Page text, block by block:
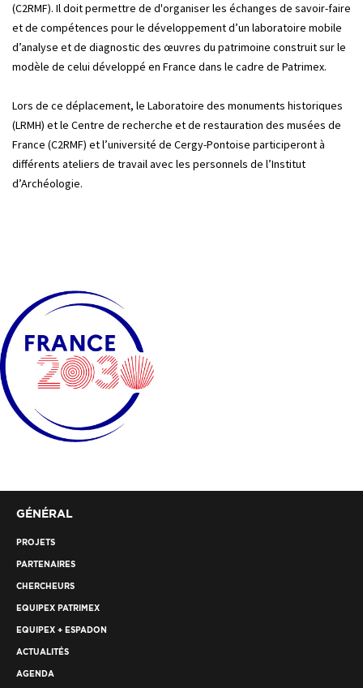
(C2RMF). Il doit permettre de d'organiser les échanges de savoir-faire
et de compétences pour le développement d’un laboratoire mobile
d’analyse et de diagnostic des œuvres du patrimoine construit sur le
modèle de celui développé en France dans le cadre de Patrimex.
Lors de ce déplacement, le Laboratoire des monuments historiques
(LRMH) et le Centre de recherche et de restauration des musées de
France (C2RMF) et l’université de Cergy-Pontoise participeront à
différents ateliers de travail avec les personnels de l’Institut
d’Archéologie.
GÉNÉRAL
PROJETS
PARTENAIRES
CHERCHEURS
EQUIPEX PATRIMEX
EQUIPEX + ESPADON
ACTUALITÉS
AGENDA